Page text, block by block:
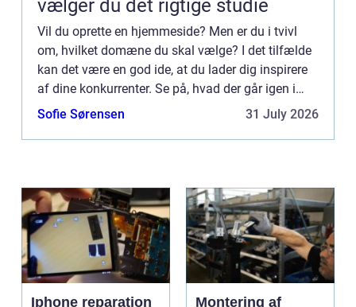
vælger du det rigtige studie
Vil du oprette en hjemmeside? Men er du i tvivl
om, hvilket domæne du skal vælge? I det tilfælde
kan det være en god ide, at du lader dig inspirere
af dine konkurrenter. Se på, hvad der går igen i
forhold til deres domæner. Måske er der nogle ord,
Sofie Sørensen 31 July 2026
Iphone reparation
Montering af